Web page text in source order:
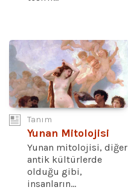
Tanım
Yunan Mitolojisi
Yunan mitolojisi, diğer
antik kültürlerde
olduğu gibi,
insanların...